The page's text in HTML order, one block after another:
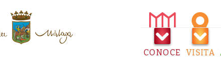
CONOCE VISITA